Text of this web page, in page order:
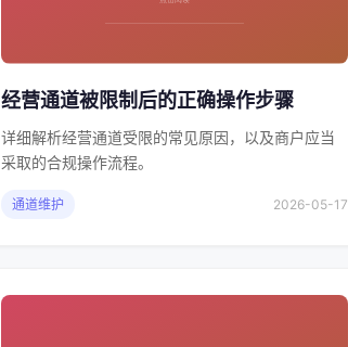
经营通道被限制后的正确操作步骤
详细解析经营通道受限的常见原因，以及商户应当
采取的合规操作流程。
通道维护 2026-05-17